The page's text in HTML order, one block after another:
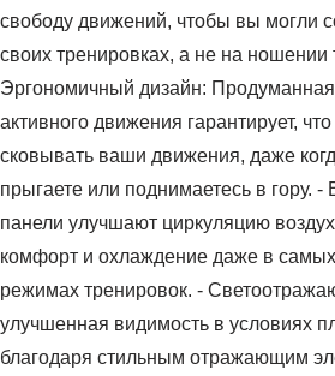
свободу движений, чтобы вы могли
своих тренировках, а не на
Эргономичный дизайн: Продуманная
активного движения гарантирует, что
сковывать ваши движения, даже
прыгаете или поднимаетесь в гору.
панели улучшают циркуляцию
комфорт и охлаждение даже в
режимах тренировок. -
улучшенная видимость в условиях
благодаря стильным отражающим